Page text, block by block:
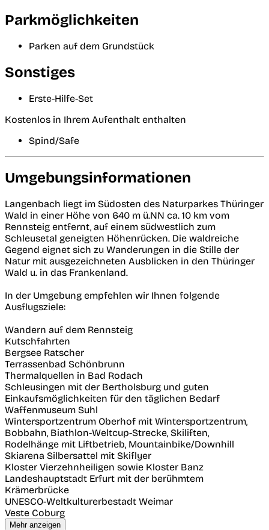
Parkmöglichkeiten
Parken auf dem Grundstück
Sonstiges
Erste-Hilfe-Set
Kostenlos in Ihrem Aufenthalt enthalten
Spind/Safe
Umgebungsinformationen
Langenbach liegt im Südosten des Naturparkes Thüringer
Wald in einer Höhe von 640 m ü.NN ca. 10 km vom
Rennsteig entfernt, auf einem südwestlich zum
Schleusetal geneigten Höhenrücken. Die waldreiche
Gegend eignet sich zu Wanderungen in die Stille der
Natur mit ausgezeichneten Ausblicken in den Thüringer
Wald u. in das Frankenland.
In der Umgebung empfehlen wir Ihnen folgende
Ausflugsziele:
Wandern auf dem Rennsteig
Kutschfahrten
Bergsee Ratscher
Terrassenbad Schönbrunn
Thermalquellen in Bad Rodach
Schleusingen mit der Bertholsburg und guten
Einkaufsmöglichkeiten für den täglichen Bedarf
Waffenmuseum Suhl
Wintersportzentrum Oberhof mit Wintersportzentrum,
Bobbahn, Biathlon-Weltcup-Strecke, Skiliften,
Rodelhänge mit Liftbetrieb, Mountainbike/Downhill
Skiarena Silbersattel mit Skiflyer
Kloster Vierzehnheiligen sowie Kloster Banz
Landeshauptstadt Erfurt mit der berühmtem
Krämerbrücke
UNESCO-Weltkulturerbestadt Weimar
Veste Coburg
Mehr anzeigen